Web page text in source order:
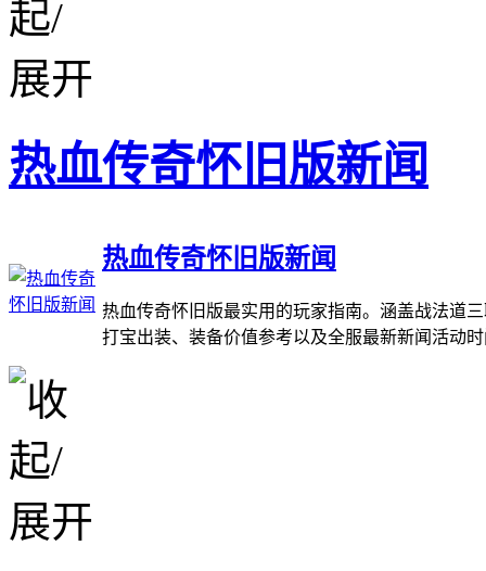
热血传奇怀旧版新闻
热血传奇怀旧版新闻
热血传奇怀旧版最实用的玩家指南。涵盖战法道
打宝出装、装备价值参考以及全服最新新闻活动